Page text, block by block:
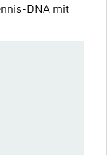
DNA mit